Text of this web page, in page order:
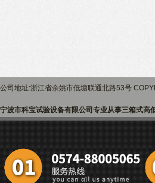
公司地址:浙江省余姚市低塘联通北路53号
宁波市科宝试验设备有限公司专业从事三箱式高